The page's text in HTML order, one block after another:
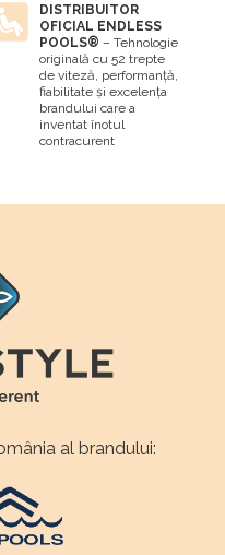
DISTRIBUITOR
OFICIAL ENDLESS
POOLS® – Tehnologie
originală cu 52 trepte
de viteză, performanță,
fiabilitate și excelența
brandului care a
inventat înotul
contracurent
al brandului: